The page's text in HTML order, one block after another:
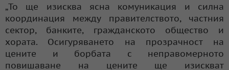
„То ще изисква ясна комуникация и силна
координация между правителството, частния
сектор, банките, гражданското общество и
хората. Осигуряването на прозрачност на
цените и борбата с неправомерното
повишаване на цените ще изискват